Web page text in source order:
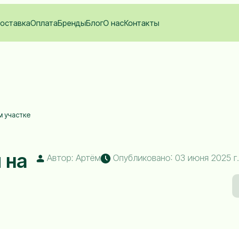
ОплатаБрендыБлогО насКонтакты
участке
на
Автор: Артём Опубликовано: 03 июня 2025 г.